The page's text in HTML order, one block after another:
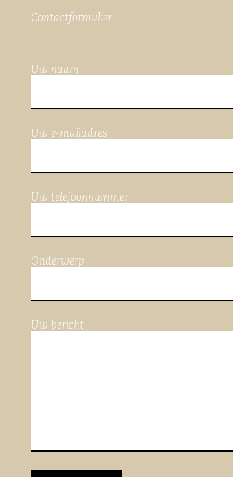
Contactformulier:
Uw naam
Uw e-mailadres
Uw telefoonnummer
Onderwerp
Uw bericht